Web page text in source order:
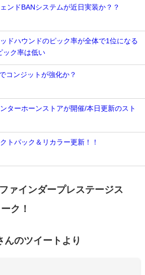
ェンドBANシステムが近日実装か？？
ッドハウンドのピック率が全体で1位になる
ック率は低い
コンジットが強化か？
ンターホーンストアが開催/本日更新のスト
トパック＆リカラー更新！！
ァインダープレステージス
ク！
のツイートより